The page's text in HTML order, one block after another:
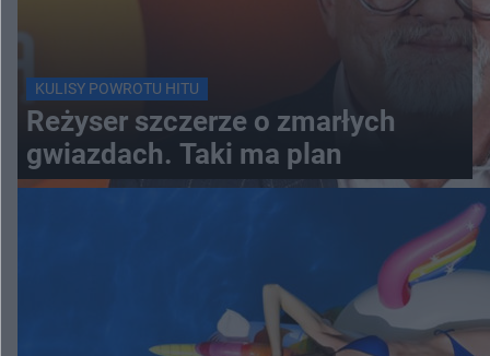
KULISY POWROTU HITU
Reżyser szczerze o zmarłych
gwiazdach. Taki ma plan